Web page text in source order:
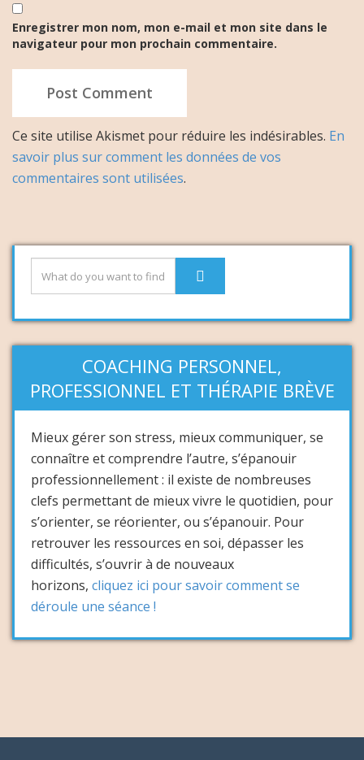
Enregistrer mon nom, mon e-mail et mon site dans le
navigateur pour mon prochain commentaire.
Ce site utilise Akismet pour réduire les indésirables. En
savoir plus sur comment les données de vos
commentaires sont utilisées.
COACHING PERSONNEL,
PROFESSIONNEL ET THÉRAPIE BRÈVE
Mieux gérer son stress, mieux communiquer, se
connaître et comprendre l’autre, s’épanouir
professionnellement : il existe de nombreuses
clefs permettant de mieux vivre le quotidien, pour
s’orienter, se réorienter, ou s’épanouir. Pour
retrouver les ressources en soi, dépasser les
difficultés, s’ouvrir à de nouveaux
horizons, cliquez ici pour savoir comment se
déroule une séance !